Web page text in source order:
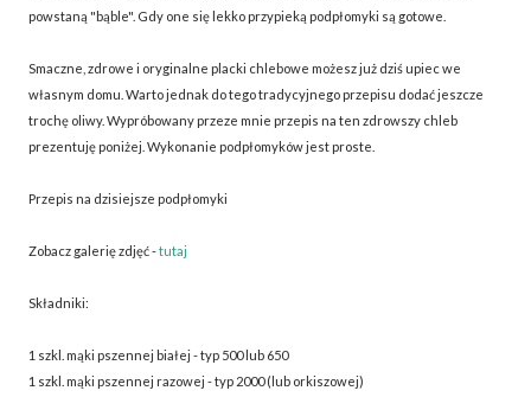
powstaną "bąble". Gdy one się lekko przypieką podpłomyki są gotowe.
Smaczne, zdrowe i oryginalne placki chlebowe możesz już dziś upiec we
własnym domu. Warto jednak do tego tradycyjnego przepisu dodać jeszcze
trochę oliwy. Wypróbowany przeze mnie przepis na ten zdrowszy chleb
prezentuję poniżej. Wykonanie podpłomyków jest proste.
Przepis na dzisiejsze podpłomyki
Zobacz galerię zdjęć -tutaj
Składniki:
1 szkl. mąki pszennej białej - typ 500 lub 650
1 szkl. mąki pszennej razowej - typ 2000 (lub orkiszowej)